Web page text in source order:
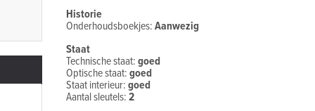
Historie
Onderhoudsboekjes:Aanwezig
Staat
Technische staat:goed
Optische staat:goed
Staat interieur:goed
Aantal sleutels:2